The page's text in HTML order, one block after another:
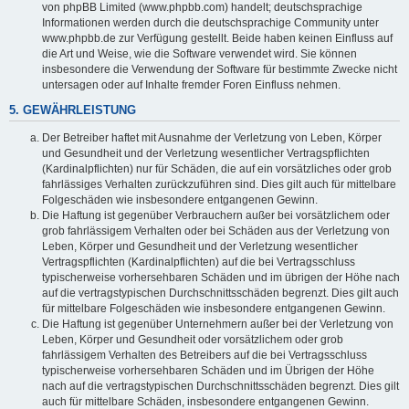
von phpBB Limited (www.phpbb.com) handelt; deutschsprachige
Informationen werden durch die deutschsprachige Community unter
www.phpbb.de zur Verfügung gestellt. Beide haben keinen Einfluss auf
die Art und Weise, wie die Software verwendet wird. Sie können
insbesondere die Verwendung der Software für bestimmte Zwecke nicht
untersagen oder auf Inhalte fremder Foren Einfluss nehmen.
5. GEWÄHRLEISTUNG
Der Betreiber haftet mit Ausnahme der Verletzung von Leben, Körper
und Gesundheit und der Verletzung wesentlicher Vertragspflichten
(Kardinalpflichten) nur für Schäden, die auf ein vorsätzliches oder grob
fahrlässiges Verhalten zurückzuführen sind. Dies gilt auch für mittelbare
Folgeschäden wie insbesondere entgangenen Gewinn.
Die Haftung ist gegenüber Verbrauchern außer bei vorsätzlichem oder
grob fahrlässigem Verhalten oder bei Schäden aus der Verletzung von
Leben, Körper und Gesundheit und der Verletzung wesentlicher
Vertragspflichten (Kardinalpflichten) auf die bei Vertragsschluss
typischerweise vorhersehbaren Schäden und im übrigen der Höhe nach
auf die vertragstypischen Durchschnittsschäden begrenzt. Dies gilt auch
für mittelbare Folgeschäden wie insbesondere entgangenen Gewinn.
Die Haftung ist gegenüber Unternehmern außer bei der Verletzung von
Leben, Körper und Gesundheit oder vorsätzlichem oder grob
fahrlässigem Verhalten des Betreibers auf die bei Vertragsschluss
typischerweise vorhersehbaren Schäden und im Übrigen der Höhe
nach auf die vertragstypischen Durchschnittsschäden begrenzt. Dies gilt
auch für mittelbare Schäden, insbesondere entgangenen Gewinn.